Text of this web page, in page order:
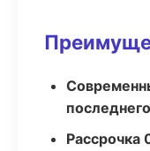
Рассрочка